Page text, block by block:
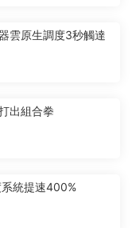
雲原生調度3秒觸達
出組合拳
統提速400%